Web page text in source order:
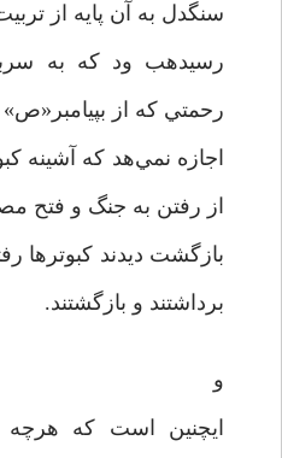
سنگدل به آن پايه از
رسيدهب ود که به
رحمتي که از بپيامبر«ص»
اجازه نمي‌هد که آشينه
از رفتن به جنگ و فتح
بازگشت ديدند کبوترها
برداشتند و بازگشتند.
و
ايچنين است که